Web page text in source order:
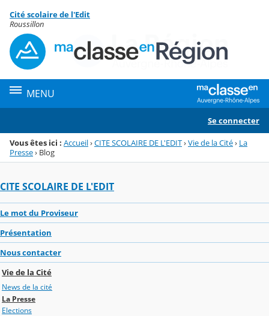
Menu de la rubrique
Contenu
Cité scolaire de l'Edit
Roussillon
MENU
Se connecter
Vous êtes ici : Accueil›CITE SCOLAIRE DE L'EDIT›Vie de la Cité› La
Presse› Blog
CITE SCOLAIRE DE L'EDIT
Le mot du Proviseur
Présentation
Nous contacter
Vie de la Cité
News de la cité
La Presse
Elections